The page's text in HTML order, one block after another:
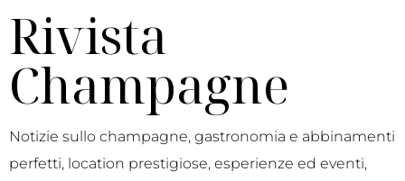
Rivista
Champagne
Notizie sullo champagne, gastronomia e abbinamenti
perfetti, location prestigiose, esperienze ed eventi,